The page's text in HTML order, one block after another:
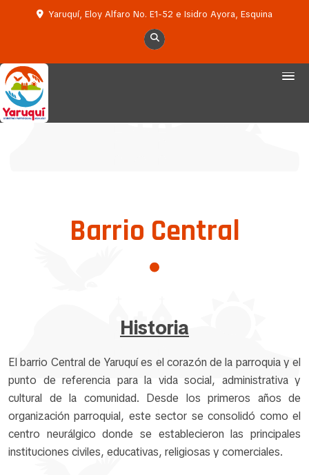
Yaruquí, Eloy Alfaro No. E1-52 e Isidro Ayora, Esquina
Barrio Central
Historia
El barrio Central de Yaruquí es el corazón de la parroquia y el
punto de referencia para la vida social, administrativa y
cultural de la comunidad. Desde los primeros años de
organización parroquial, este sector se consolidó como el
centro neurálgico donde se establecieron las principales
instituciones civiles, educativas, religiosas y comerciales.